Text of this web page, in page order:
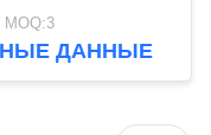
ДАННЫЕ